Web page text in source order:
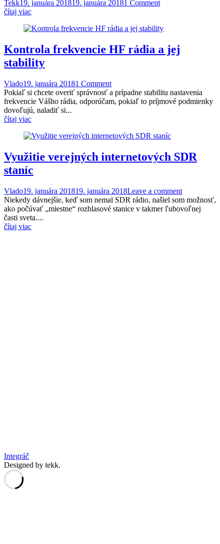
Tekk19. januára 201819. januára 20181 Comment
čítaj viac
Kontrola frekvencie HF rádia a jej
stability
Vlado19. januára 20181 Comment
Pokiaľ si chcete overiť správnosť a prípadne stabilitu nastavenia
frekvencie Vášho rádia, odporúčam, pokiaľ to príjmové podmienky
dovoľujú, naladiť si...
čítaj viac
Využitie verejných internetových SDR
staníc
Vlado19. januára 201819. januára 2018Leave a comment
Niekedy dávnejšie, keď som nemal SDR rádio, našiel som možnosť,
ako počúvať „miestne“ rozhlasové stanice v takmer ľubovoľnej
časti sveta....
čítaj viac
Integráč
Designed by tekk.